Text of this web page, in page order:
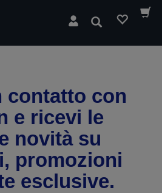
Cerca
contatto con
e ricevi le
novità su
promozioni
esclusive.